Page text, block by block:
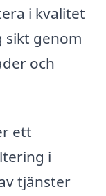
i kvalitet
sikt genom
och
ett
i
tjänster